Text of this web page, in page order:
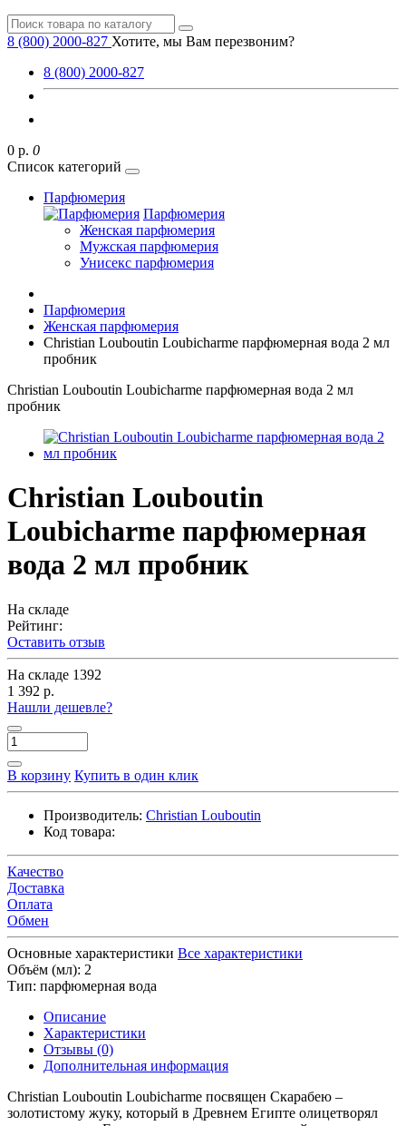
8 (800) 2000-827 Хотите, мы Вам перезвоним?
8 (800) 2000-827
0 р. 0
Список категорий
Парфюмерия
Парфюмерия
Женская парфюмерия
Мужская парфюмерия
Унисекс парфюмерия
Парфюмерия
Женская парфюмерия
Christian Louboutin Loubicharme парфюмерная вода 2 мл
пробник
Christian Louboutin Loubicharme парфюмерная вода 2 мл
пробник
Christian Louboutin
Loubicharme парфюмерная
вода 2 мл пробник
На складе
Рейтинг:
Оставить отзыв
На складе 1392
1 392 р.
Нашли дешевле?
В корзину Купить в один клик
Производитель: Christian Louboutin
Код товара:
Качество
Доставка
Оплата
Обмен
Основные характеристики Все характеристики
Объём (мл): 2
Тип: парфюмерная вода
Описание
Характеристики
Отзывы (0)
Дополнительная информация
Christian Louboutin Loubicharme посвящен Скарабею –
золотистому жуку, который в Древнем Египте олицетворял